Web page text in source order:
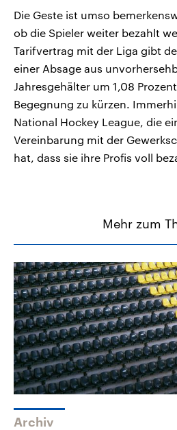
Die Geste ist umso
ob die Spieler weiter bezahlt
Tarifvertrag mit der Liga gibt
einer Absage aus
Jahresgehälter um 1,08
Begegnung zu kürzen.
National Hockey League, die
Vereinbarung mit der
hat, dass sie ihre Profis voll
Mehr zum
Archiv